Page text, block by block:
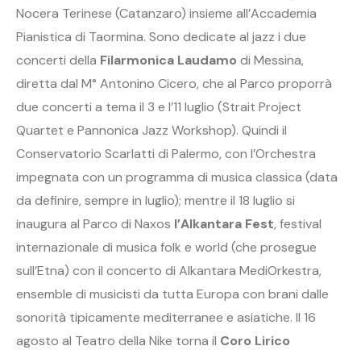
Nocera Terinese (Catanzaro) insieme all’Accademia
Pianistica di Taormina. Sono dedicate al jazz i due
concerti della Filarmonica Laudamo di Messina,
diretta dal M° Antonino Cicero, che al Parco proporrà
due concerti a tema il 3 e l’11 luglio (Strait Project
Quartet e Pannonica Jazz Workshop). Quindi il
Conservatorio Scarlatti di Palermo, con l’Orchestra
impegnata con un programma di musica classica (data
da definire, sempre in luglio); mentre il 18 luglio si
inaugura al Parco di Naxos l’Alkantara Fest, festival
internazionale di musica folk e world (che prosegue
sull’Etna) con il concerto di Alkantara MediOrkestra,
ensemble di musicisti da tutta Europa con brani dalle
sonorità tipicamente mediterranee e asiatiche. Il 16
agosto al Teatro della Nike torna il Coro Lirico